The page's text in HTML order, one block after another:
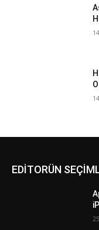
EDİTORÜN